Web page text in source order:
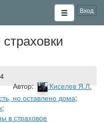
Вход
Автор:
Киселев Я.Л.
но оставлено дома;
;
в страховое